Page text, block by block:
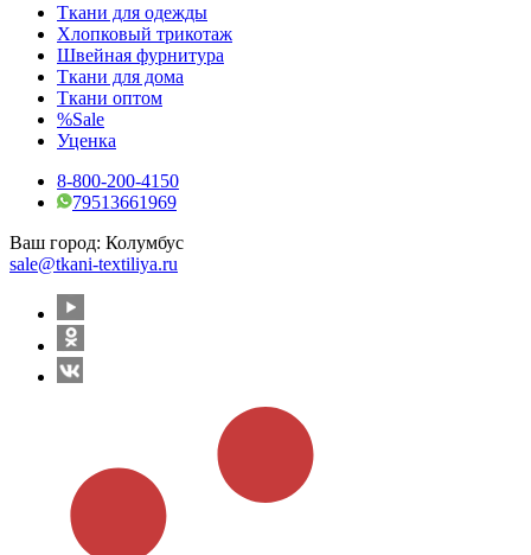
Ткани для одежды
Хлопковый трикотаж
Швейная фурнитура
Ткани для дома
Ткани оптом
%Sale
Уценка
8-800-200-4150
79513661969
Ваш город: Колумбус
sale@tkani-textiliya.ru